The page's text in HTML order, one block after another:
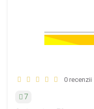
0 recenzii
7